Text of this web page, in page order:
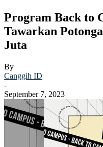
Program Back to
Tawarkan
Juta
By
Canggih ID
-
September 7, 2023